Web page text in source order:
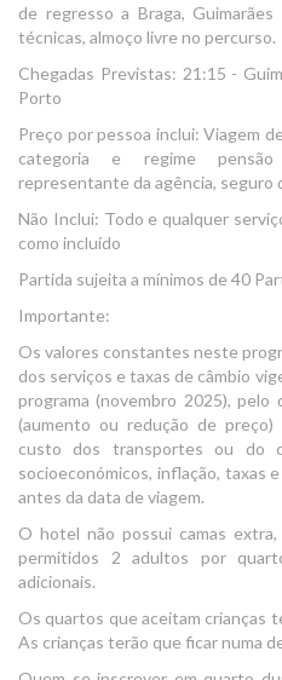
de regresso a Braga,
técnicas, almoço livre no percurso.
Chegadas Previstas: 21:15 -
Porto
Preço por pessoa inclui: Viagem
categoria e regime
representante da agência, seguro
Não Inclui: Todo e qualquer
como incluído
Partida sujeita a mínimos de 40
Importante:
Os valores constantes neste
dos serviços e taxas de câmbio
programa (novembro 2025),
(aumento ou redução de
custo dos transportes ou do
socioeconómicos, inflação, taxas
antes da data de viagem.
O hotel não possui camas
permitidos 2 adultos por
adicionais.
Os quartos que aceitam crianças
As crianças terão que ficar numa